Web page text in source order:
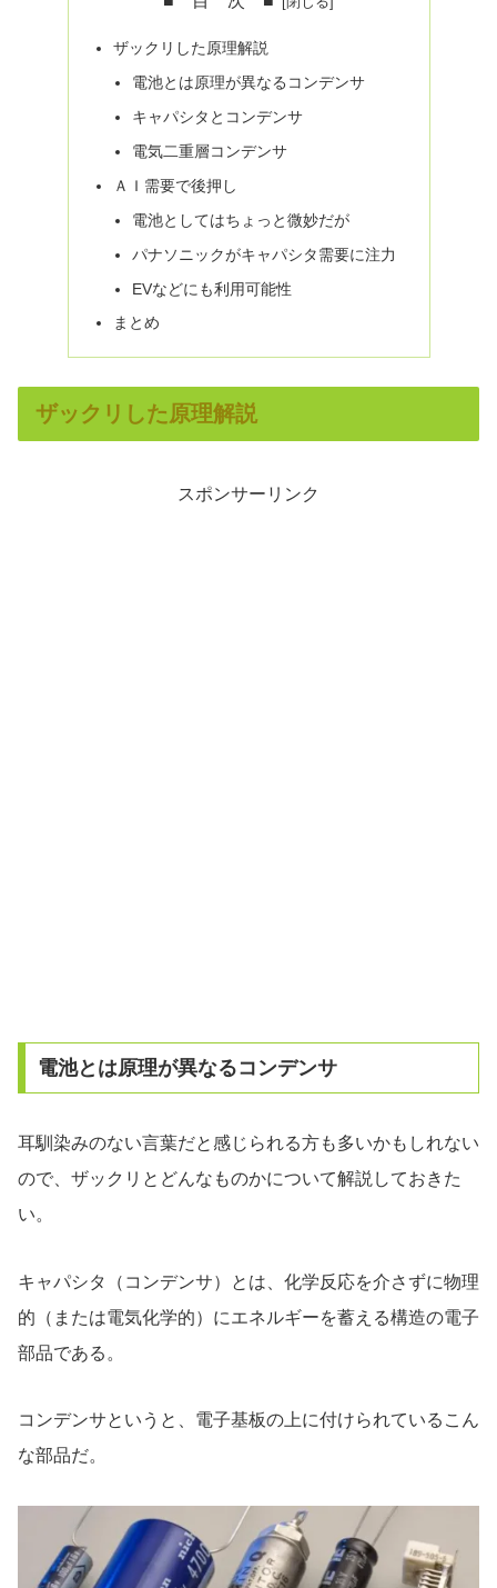
ザックリした原理解説
電池とは原理が異なるコンデンサ
キャパシタとコンデンサ
電気二重層コンデンサ
ＡＩ需要で後押し
電池としてはちょっと微妙だが
パナソニックがキャパシタ需要に注力
EVなどにも利用可能性
まとめ
ザックリした原理解説
スポンサーリンク
電池とは原理が異なるコンデンサ
耳馴染みのない言葉だと感じられる方も多いかもしれない
ので、ザックリとどんなものかについて解説しておきた
い。
キャパシタ（コンデンサ）とは、化学反応を介さずに物理
的（または電気化学的）にエネルギーを蓄える構造の電子
部品である。
コンデンサというと、電子基板の上に付けられているこん
な部品だ。